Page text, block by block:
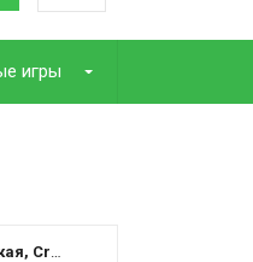
игры